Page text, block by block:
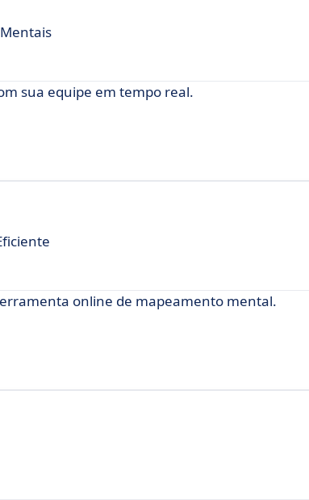
sua equipe em tempo real.
online de mapeamento mental.